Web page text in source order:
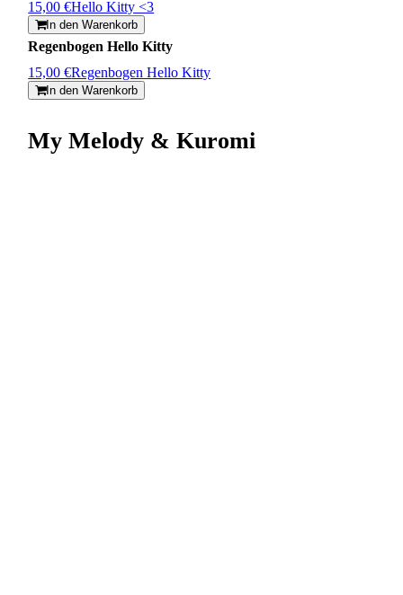
15,00 €Hello Kitty <3
In den Warenkorb
Regenbogen Hello Kitty
15,00 €Regenbogen Hello Kitty
In den Warenkorb
My Melody & Kuromi